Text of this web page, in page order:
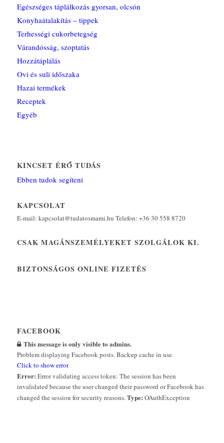
Egészséges táplálkozás gyorsan, olcsón
Konyhaátalakítás – tippek
Terhességi cukorbetegség
Várandósság, szoptatás
Hozzátáplálás
Ovi és suli időszaka
Hazai termékek
Receptek
Egyéb
KINCSET ÉRŐ TUDÁS
Ebben tudok segíteni
KAPCSOLAT
E-mail: kapcsolat@tudatosmami.hu Telefon: +36 30 558 8720
CSAK MAGÁNSZEMÉLYEKET SZOLGÁLOK KI.
BIZTONSÁGOS ONLINE FIZETÉS
FACEBOOK
This message is only visible to admins.
Problem displaying Facebook posts. Backup cache in use.
Click to show error
Error: Error validating access token: The session has been
invalidated because the user changed their password or Facebook has
changed the session for security reasons.Type: OAuthException